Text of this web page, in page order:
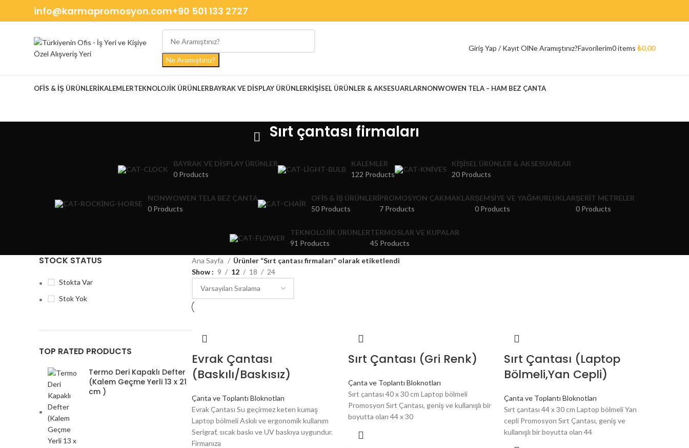
info@karmapromosyon.com+90 501 133 2727
Ne Aramıştınız?
Giriş Yap / Kayıt OlNe Aramıştınız?Favorilerim0items ₺0,00
OFIS & İŞ ÜRÜNLERIKALEMLERTEKNOLOJIK ÜRÜNLERBAYRAK VE DISPLAY ÜRÜNLERKIŞISEL ÜRÜNLER & AKSESUARLARNONWOWEN TELA – HAM BEZ ÇANTA
Sırt çantası firmaları
BAYRAK VE DISPLAY ÜRÜNLER
0 Products
KALEMLER
122 Products
KIŞISEL ÜRÜNLER & AKSESUARLAR
20 Products
NONWOWEN TELA BEZ ÇANTA
0 Products
OFIS & İŞ ÜRÜNLERI
50 Products
PROMOSYON ÇAKMAKLAR
7 Products
ŞEMSIYE VE YAĞMURLUKLAR
0 Products
ŞERIT METRELER
0 Products
TEKNOLOJIK ÜRÜNLER
91 Products
TERMOSLAR VE KUPALAR
45 Products
STOCK STATUS
Stokta Var
Stok Yok
TOP RATED PRODUCTS
Termo Deri Kapaklı Defter
(Kalem Geçme Yerli 13 x 21
cm )
Ana Sayfa
Ürünler “Sırt çantası firmaları” olarak etiketlendi
Show
9 12 18 24
Evrak Çantası
(Baskılı/Baskısız)
Çanta ve Toplantı Bloknotları
Evrak Çantası Su geçirmez keten kumaş
Laptop bölmeli Askılı ve ergonomik kullanım
Serigraf, sıcak baskı ve UV baskıya uygundur.
Firmanıza
Sırt Çantası (Gri Renk)
Çanta ve Toplantı Bloknotları
Sırt çantası 40 x 30 cm Laptop bölmeli
Promosyon Sırt Çantası, geniş ve kullanışlı bir
boyutta olan 44 x 30
Sırt Çantası (Laptop
Bölmeli,Yan Cepli)
Çanta ve Toplantı Bloknotları
Sırt çantası 44 x 30 cm Laptop bölmeli Yan
cepli Promosyon Sırt Çantası, geniş ve
kullanışlı bir boyutta olan 44